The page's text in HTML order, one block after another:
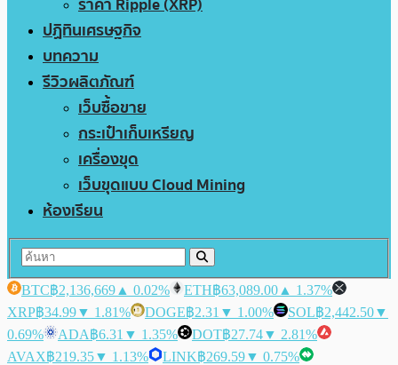
ปฏิทินเศรษฐกิจ
บทความ
รีวิวผลิตภัณฑ์
เว็บซื้อขาย
กระเป๋าเก็บเหรียญ
เครื่องขุด
เว็บขุดแบบ Cloud Mining
ห้องเรียน
BTC฿2,136,669 ▲ 0.02% ETH฿63,089.00 ▲ 1.37%
XRP฿34.99▼ 1.81% DOGE฿2.31 ▼ 1.00% SOL฿2,442.50▼
0.69%
ADA฿6.31 ▼ 1.35% DOT฿27.74▼ 2.81%
AVAX฿219.35▼ 1.13% LINK฿269.59▼ 0.75%